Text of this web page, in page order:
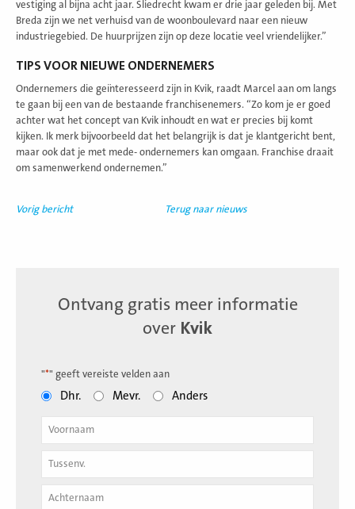
vestiging al bijna acht jaar. Sliedrecht kwam er drie jaar geleden bij. Met
Breda zijn we net verhuisd van de woonboulevard naar een nieuw
industriegebied. De huurprijzen zijn op deze locatie veel vriendelijker.”
TIPS VOOR NIEUWE ONDERNEMERS
Ondernemers die geïnteresseerd zijn in Kvik, raadt Marcel aan om langs
te gaan bij een van de bestaande franchisenemers. “Zo kom je er goed
achter wat het concept van Kvik inhoudt en wat er precies bij komt
kijken. Ik merk bijvoorbeeld dat het belangrijk is dat je klantgericht bent,
maar ook dat je met mede- ondernemers kan omgaan. Franchise draait
om samenwerkend ondernemen.”
Vorig bericht Terug naar nieuws
Ontvang gratis meer informatie
over Kvik
"*" geeft vereiste velden aan
Dhr. Mevr. Anders